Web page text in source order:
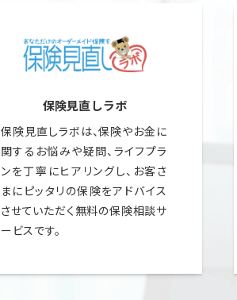
保険見直しラボ
保険見直しラボは、保険やお金に
関するお悩みや疑問、ライフプラ
ンを丁寧にヒアリングし、お客さ
まにピッタリの保険をアドバイス
させていただく無料の保険相談サ
ービスです。